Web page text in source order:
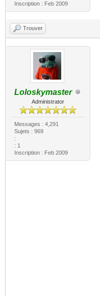
Inscription : Feb 2009
Trouver
Loloskymaster
Administrator
Messages : 4,291
Sujets : 969
:
: 1
Inscription : Feb 2009